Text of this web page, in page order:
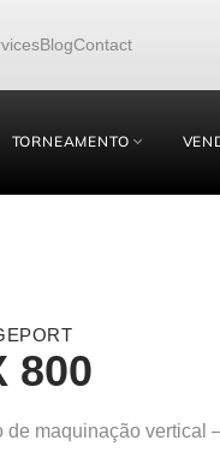
BlogContact
TORNEAMENTO
800
de maquinação vertical